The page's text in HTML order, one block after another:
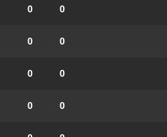
0
0
0
0
0
0
0
0